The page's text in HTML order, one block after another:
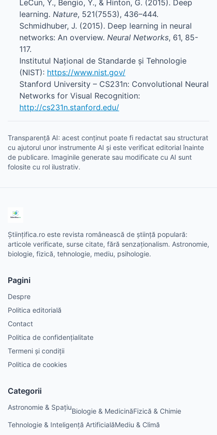
LeCun, Y., Bengio, Y., & Hinton, G. (2015). Deep
learning. Nature, 521(7553), 436–444.
Schmidhuber, J. (2015). Deep learning in neural
networks: An overview. Neural Networks, 61, 85-
117.
Institutul Național de Standarde și Tehnologie
(NIST): https://www.nist.gov/
Stanford University – CS231n: Convolutional Neural
Networks for Visual Recognition:
http://cs231n.stanford.edu/
Transparență AI: acest conținut poate fi redactat sau structurat
cu ajutorul unor instrumente AI și este verificat editorial înainte
de publicare. Imaginile generate sau modificate cu AI sunt
folosite cu rol ilustrativ.
Științifica.ro este revista românească de știință populară:
articole verificate, surse citate, fără senzaționalism. Astronomie,
biologie, fizică, tehnologie, mediu, psihologie.
Pagini
Despre
Politica editorială
Contact
Politica de confidențialitate
Termeni și condiții
Politica de cookies
Categorii
Astronomie & SpațiuBiologie & MedicinăFizică & Chimie
Tehnologie & Inteligență ArtificialăMediu & Climă